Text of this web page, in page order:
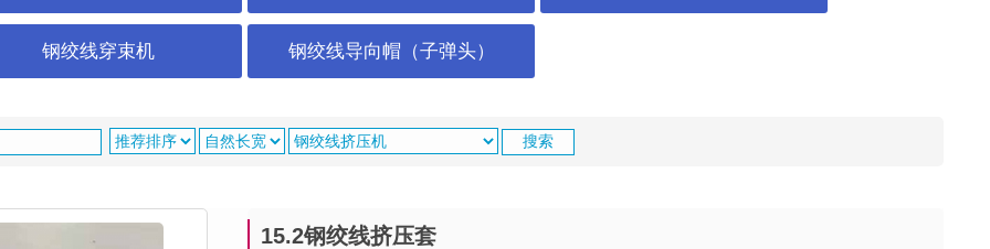
钢绞线穿束机 钢绞线导向帽（子弹头）
15.2钢绞线挤压套